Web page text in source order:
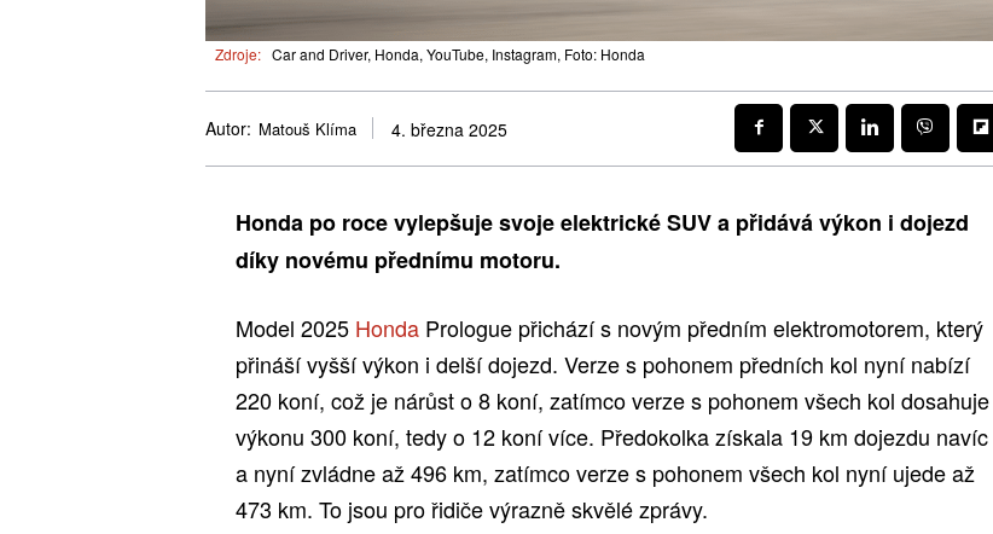
Zdroje: Car and Driver, Honda, YouTube, Instagram, Foto: Honda
Autor: Matouš Klíma 4. března 2025
Honda po roce vylepšuje svoje elektrické SUV a přidává výkon i dojezd
díky novému přednímu motoru.
Model 2025 Honda Prologue přichází s novým předním elektromotorem, který
přináší vyšší výkon i delší dojezd. Verze s pohonem předních kol nyní nabízí
220 koní, což je nárůst o 8 koní, zatímco verze s pohonem všech kol dosahuje
výkonu 300 koní, tedy o 12 koní více. Předokolka získala 19 km dojezdu navíc
a nyní zvládne až 496 km, zatímco verze s pohonem všech kol nyní ujede až
473 km. To jsou pro řidiče výrazně skvělé zprávy.